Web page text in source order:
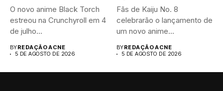
O novo anime Black Torch
estreou na Crunchyroll em 4
de julho...
BYREDAÇÃO ACNE
5 DE AGOSTO DE 2026
Fãs de Kaiju No. 8
celebrarão o lançamento de
um novo anime...
BYREDAÇÃO ACNE
5 DE AGOSTO DE 2026